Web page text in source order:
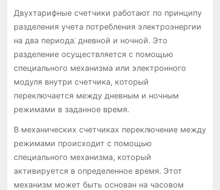
Двухтарифные счетчики работают по принципу
разделения учета потребления электроэнергии
на два периода⁚ дневной и ночной. Это
разделение осуществляется с помощью
специального механизма или электронного
модуля внутри счетчика, который
переключается между дневным и ночным
режимами в заданное время.
В механических счетчиках переключение между
режимами происходит с помощью
специального механизма, который
активируется в определенное время. Этот
механизм может быть основан на часовом